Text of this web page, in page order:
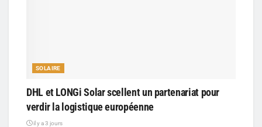
SOLAIRE
DHL et LONGi Solar scellent un partenariat pour
verdir la logistique européenne
il y a 3 jours